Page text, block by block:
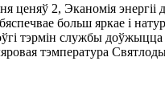
ценяў 2, Эканомія
больш яркае і
тэрмін службы
тэмпература